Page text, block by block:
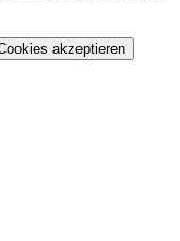
akzeptieren